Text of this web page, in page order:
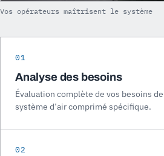
Vos opérateurs maîtrisent le système
01
Analyse des besoins
Évaluation complète de vos besoins
système d’air comprimé spécifique.
02